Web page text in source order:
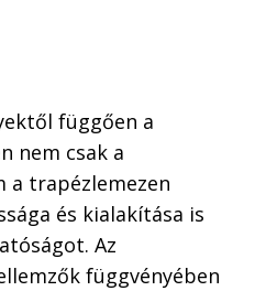
függően a
nem csak a
a trapézlemezen
és kialakítása is
Az
függvényében